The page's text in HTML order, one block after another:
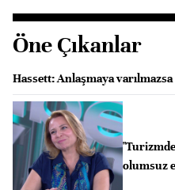
Öne Çıkanlar
Hassett: Anlaşmaya
olumsuz